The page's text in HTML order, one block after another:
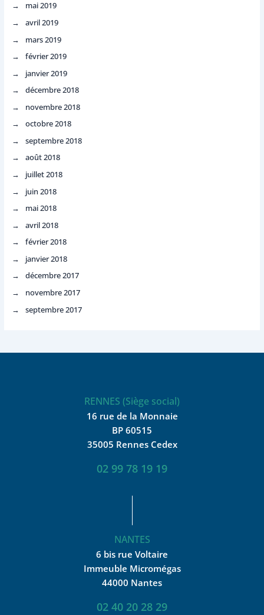
mai 2019
avril 2019
mars 2019
février 2019
janvier 2019
décembre 2018
novembre 2018
octobre 2018
septembre 2018
août 2018
juillet 2018
juin 2018
mai 2018
avril 2018
février 2018
janvier 2018
décembre 2017
novembre 2017
septembre 2017
RENNES (Siège social)
16 rue de la Monnaie
BP 60515
35005 Rennes Cedex
02 99 78 19 19
NANTES
6 bis rue Voltaire
Immeuble Micromégas
44000 Nantes
02 40 20 28 29